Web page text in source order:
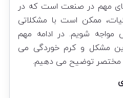
مهم در صنعت است که در
ممکن است با مشکلاتی
شویم. در ادامه مهم
مشکل و کرم خوردگی می
مختصر توضیح می دهیم.